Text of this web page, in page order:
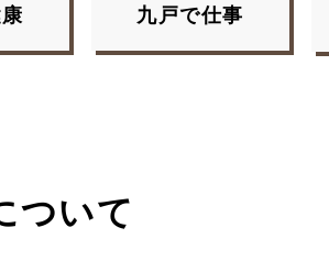
九戸で仕事
ついて